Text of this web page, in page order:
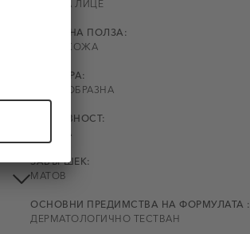
БАЗА ЗА ЛИЦЕ
ОСНОВНА ПОЛЗА:
ВТОРА КОЖА
ТЕКСТУРА:
КРЕМООБРАЗНА
ПОКРИВНОСТ:
СРЕДНА
ЗАВЪРШЕК:
МАТОВ
ОСНОВНИ ПРЕДИМСТВА НА ФОРМУЛАТА :
ДЕРМАТОЛОГИЧНО ТЕСТВАН